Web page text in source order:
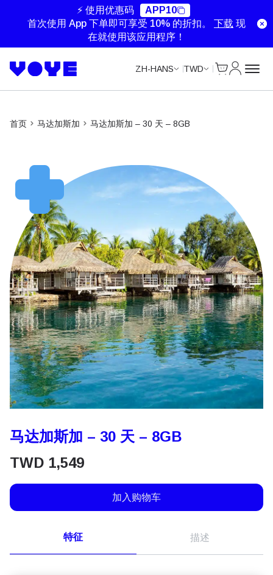
⚡ 使用优惠码
APP10
首次使用 App 下单即可享受 10% 的折扣。 下载 现
在就使用该应用程序！
ZH-HANS TWD
首页 马达加斯加 马达加斯加 – 30 天 – 8GB
马达加斯加 – 30 天 – 8GB
TWD 1,549
加入购物车
特征 描述